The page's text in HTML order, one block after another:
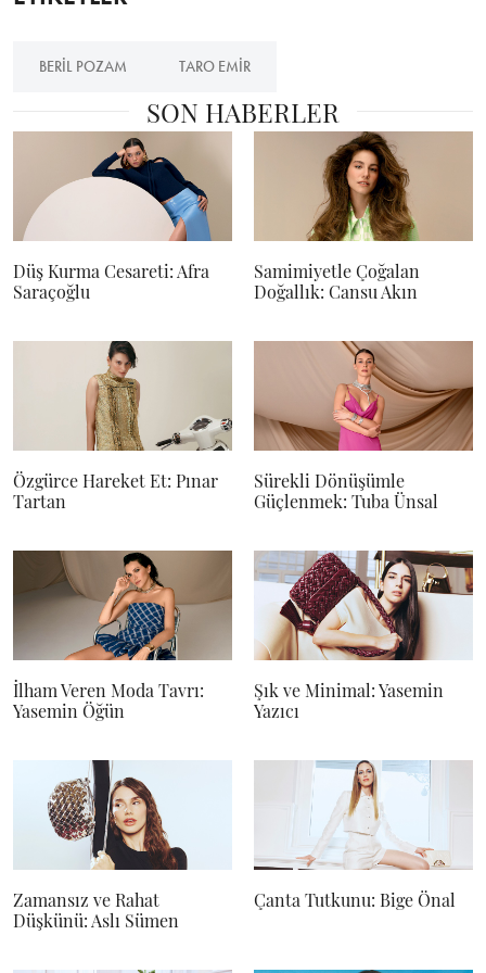
BERIL POZAM TARO EMIR
SON HABERLER
Düş Kurma Cesareti: Afra
Saraçoğlu
Samimiyetle Çoğalan
Doğallık: Cansu Akın
Özgürce Hareket Et: Pınar
Tartan
Sürekli Dönüşümle
Güçlenmek: Tuba Ünsal
İlham Veren Moda Tavrı:
Yasemin Öğün
Şık ve Minimal: Yasemin
Yazıcı
Zamansız ve Rahat
Düşkünü: Aslı Sümen
Çanta Tutkunu: Bige Önal